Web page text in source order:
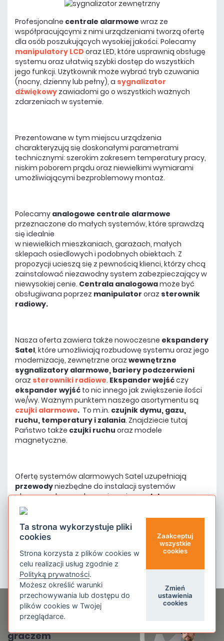
Profesjonalne centrale alarmowe wraz ze
współpracującymi z nimi urządzeniami tworzą ofertę
dla osób poszukujących wysokiej jakości. Polecamy
manipulatory LCD oraz LED, które usprawnią obsługę
systemu oraz ułatwią szybki dostęp do wszystkich
jego funkcji. Użytkownik może wybrać tryb czuwania
(nocny, dzienny lub pełny), a sygnalizator
dźwiękowy zawiadomi go o wszystkich ważnych
zdarzeniach w systemie.
Prezentowane w tym miejscu urządzenia
charakteryzują się doskonałymi parametrami
technicznymi: szerokim zakresem temperatury pracy,
niskim poborem prądu oraz niewielkimi wymiarami
umożliwiającymi bezproblemowy montaż.
Polecamy analogowe centrale alarmowe
przeznaczone do małych systemów, które sprawdzą
się idealnie
w niewielkich mieszkaniach, garażach, małych
sklepach osiedlowych i podobnych obiektach. Z
propozycji ucieszą się z pewnością klienci, którzy chcą
zainstalować niezawodny system zabezpieczający w
niewysokiej cenie. Centrala analogowamoże być
obsługiwana poprzez manipulator oraz sterownik
radiowy.
Nasza oferta zawiera także nowoczesne ekspandery
Satel, które umożliwiają rozbudowę systemu oraz jego
modernizację, zewnętrzne oraz wewnętrzne
sygnalizatory alarmowe, bariery podczerwieni
oraz sterowniki radiowe. Ekspander wejśćczy
ekspander wyjść to nic innego jak zwiększenie ilości
we/wy. Ważnym punktem naszego asortymentu są
czujki alarmowe. To m.in. czujnik dymu, gazu,
ruchu, temperatury i zalania. Znajdziecie tutaj
Państwo także czujki ruchu oraz modele
magnetyczne.
Ofertę systemów alarmowych Satel uzupełniają
przewodyniezbędne do instalacji systemów
alarmowych oraz akcesoria, m.in.moduły
przekaźnikowe i zaciskowe, kable do
programowania,
akumulatory, bateriei
wysokiej klasyobudowy. Zapraszamy!
Newsletter
graczem
Ta strona wykorzystuje pliki
cookies
Strona korzysta z plików cookies w
celu realizacji usług zgodnie z
Polityką prywatności.
Możesz określić warunki
przechowywania lub dostępu do
plików cookies w Twojej
przeglądarce.
Zaakceptuj
wszystkie
cookies
Zmień
ustawienia
cookies